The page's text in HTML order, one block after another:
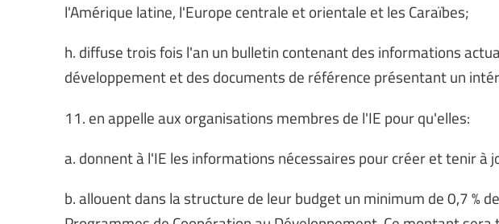
l'Amérique latine, l'Europe centrale et orientale et les Caraïbes;
h. diffuse trois fois l'an un bulletin contenant des informations
développement et des documents de référence présentant un
11. en appelle aux organisations membres de l'IE pour qu'elles:
a. donnent à l'IE les informations nécessaires pour créer et tenir à
b. allouent dans la structure de leur budget un minimum de 0,7 %